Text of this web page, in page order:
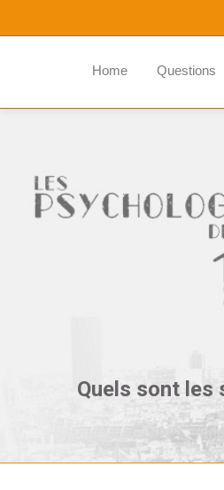
Home Questions
Quels sont les